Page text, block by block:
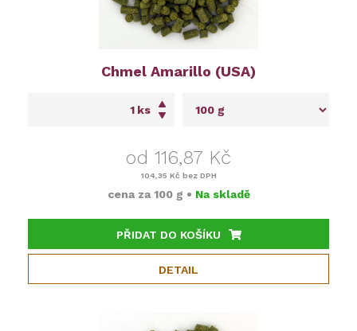
Chmel Amarillo (USA)
ks
od 116,87 Kč
104,35 Kč bez DPH
cena za 100 g • Na skladě
PŘIDAT DO KOŠÍKU
DETAIL